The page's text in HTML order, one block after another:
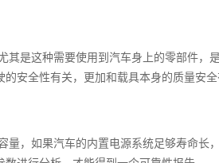
是这种需要使用到汽车身上的零部件
安全性有关，更加和载具本身的质量安全
，如果汽车的内置电源系统足够寿命